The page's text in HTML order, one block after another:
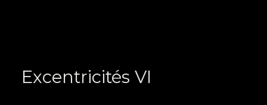
Excentricités VI